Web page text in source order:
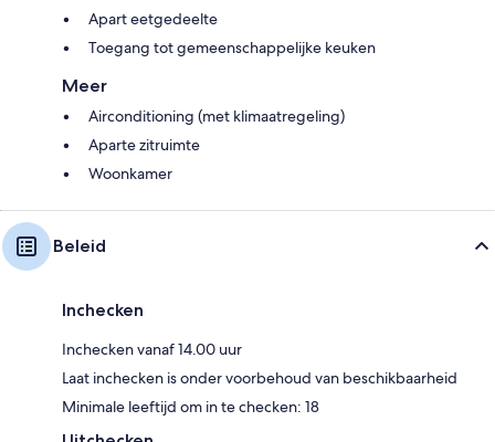
Apart eetgedeelte
Toegang tot gemeenschappelijke keuken
Meer
Airconditioning (met klimaatregeling)
Aparte zitruimte
Woonkamer
Beleid
Inchecken
Inchecken vanaf 14.00 uur
Laat inchecken is onder voorbehoud van beschikbaarheid
Minimale leeftijd om in te checken: 18